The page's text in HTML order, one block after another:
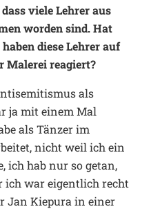
viele Lehrer aus
worden sind. Hat
diese Lehrer auf
Malerei reagiert?
als
ja mit einem Mal
als Tänzer im
nicht weil ich ein
ich hab nur so getan,
ich war eigentlich recht
Jan Kiepura in einer